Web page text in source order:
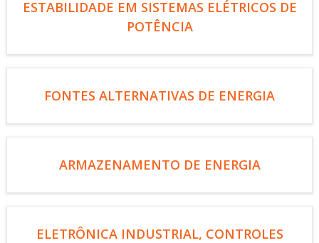
ESTABILIDADE EM SISTEMAS ELÉTRICOS DE
POTÊNCIA
FONTES ALTERNATIVAS DE ENERGIA
ARMAZENAMENTO DE ENERGIA
ELETRÔNICA INDUSTRIAL, CONTROLES